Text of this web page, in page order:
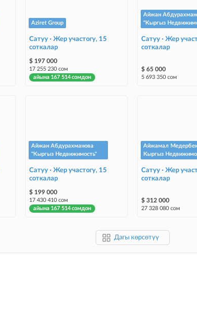
Aziret Group
Сатуу · Жер участогу, 15
соткалар
$ 197 000
17 255 230 сом
айына 167 514 сомдон
Айжан
"Кыргыз
Сатуу · Жер
соткалар
$ 65 000
5 693 350 сом
Айжан Абдурахманова
"Кыргыз Недвижимость"
Сатуу · Жер участогу, 15
соткалар
$ 199 000
17 430 410 сом
айына 167 514 сомдон
Айжамал
Кыргыз
Сатуу · Жер
соткалар
$ 312 000
27 328 080 сом
Дагы көрсөтүү